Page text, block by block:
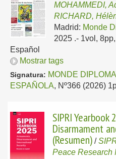
MOHAMMEDI,
RICHARD,
Madrid: Monde
2025 .- 1vol,
Español
Mostrar tags
Signatura: MONDE
ESPAÑOLA, Nº366 (2026)
SIPRI Yearbook
Disarmament
(Resumen) /
Peace Research